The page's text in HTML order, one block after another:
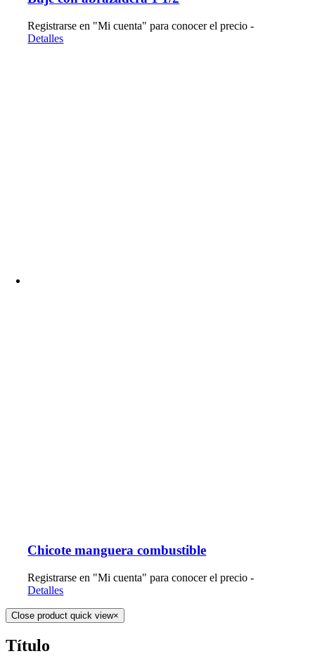
Registrarse en "Mi cuenta" para conocer el precio -
Detalles
Chicote manguera combustible
Registrarse en "Mi cuenta" para conocer el precio -
Detalles
Close product quick view×
Título